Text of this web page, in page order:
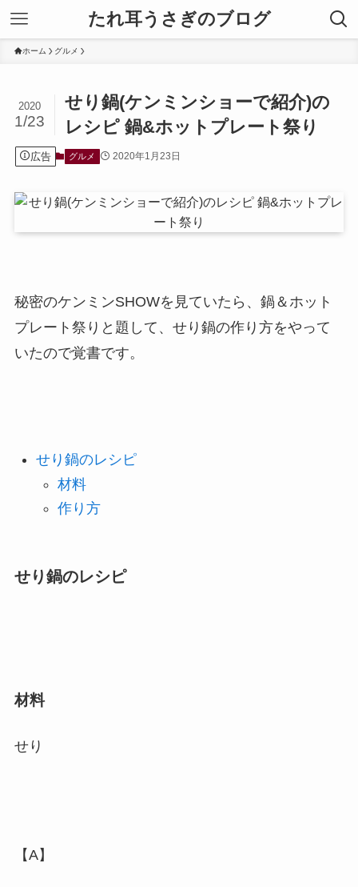
たれ耳うさぎのブログ
ホーム グルメ
せり鍋(ケンミンショーで紹介)の
レシピ 鍋&ホットプレート祭り
2020
1/23
広告 グルメ 2020年1月23日
秘密のケンミンSHOWを見ていたら、鍋＆ホット
プレート祭りと題して、せり鍋の作り方をやって
いたので覚書です。
せり鍋のレシピ
材料
作り方
せり鍋のレシピ
材料
せり
【A】